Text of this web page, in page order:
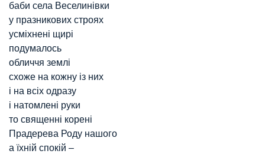
баби села Веселинівки
у празникових строях
усміхнені щирі
подумалось
обличчя землі
схоже на кожну із них
і на всіх одразу
і натомлені руки
то священні корені
Прадерева Роду нашого
а їхній спокій –